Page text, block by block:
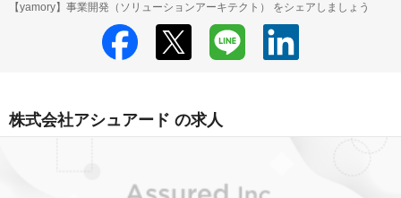
【yamory】事業開発（ソリューションアーキテクト） をシェアしましょう
株式会社アシュアード の求人